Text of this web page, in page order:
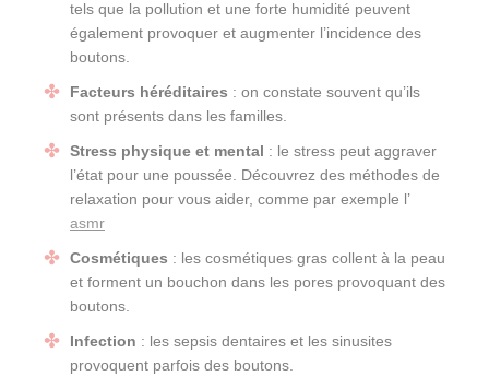
tels que la pollution et une forte humidité peuvent
également provoquer et augmenter l’incidence des
boutons.
Facteurs héréditaires : on constate souvent qu’ils
sont présents dans les familles.
Stress physique et mental : le stress peut aggraver
l’état pour une poussée. Découvrez des méthodes de
relaxation pour vous aider, comme par exemple l’
asmr
Cosmétiques : les cosmétiques gras collent à la peau
et forment un bouchon dans les pores provoquant des
boutons.
Infection : les sepsis dentaires et les sinusites
provoquent parfois des boutons.